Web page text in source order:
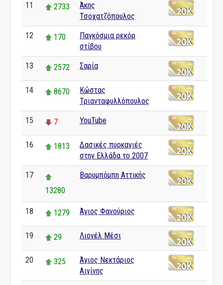
11 2733
Άκης
Τσοχατζόπουλος
12 170
Παγκόσμια ρεκόρ
στίβου
13 2572 Σαρία
14 8670
Κώστας
Τριανταφυλλόπουλος
15 7 YouTube
16 1813
Δασικές πυρκαγιές
στην Ελλάδα το 2007
17
13280
Βαρυμπόμπη Αττικής
18 1279 Άγιος Φανούριος
19 29 Λιονέλ Μέσι
20 325
Άγιος Νεκτάριος
Αιγίνης